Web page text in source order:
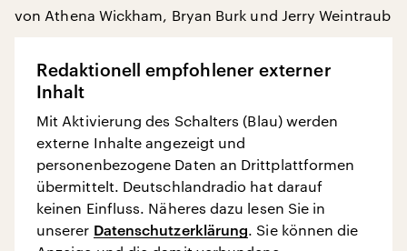
von Athena Wickham, Bryan Burk und Jerry Weintraub
Redaktionell empfohlener externer
Inhalt
Mit Aktivierung des Schalters (Blau) werden
externe Inhalte angezeigt und
personenbezogene Daten an Drittplattformen
übermittelt. Deutschlandradio hat darauf
keinen Einfluss. Näheres dazu lesen Sie in
unserer Datenschutzerklärung. Sie können die